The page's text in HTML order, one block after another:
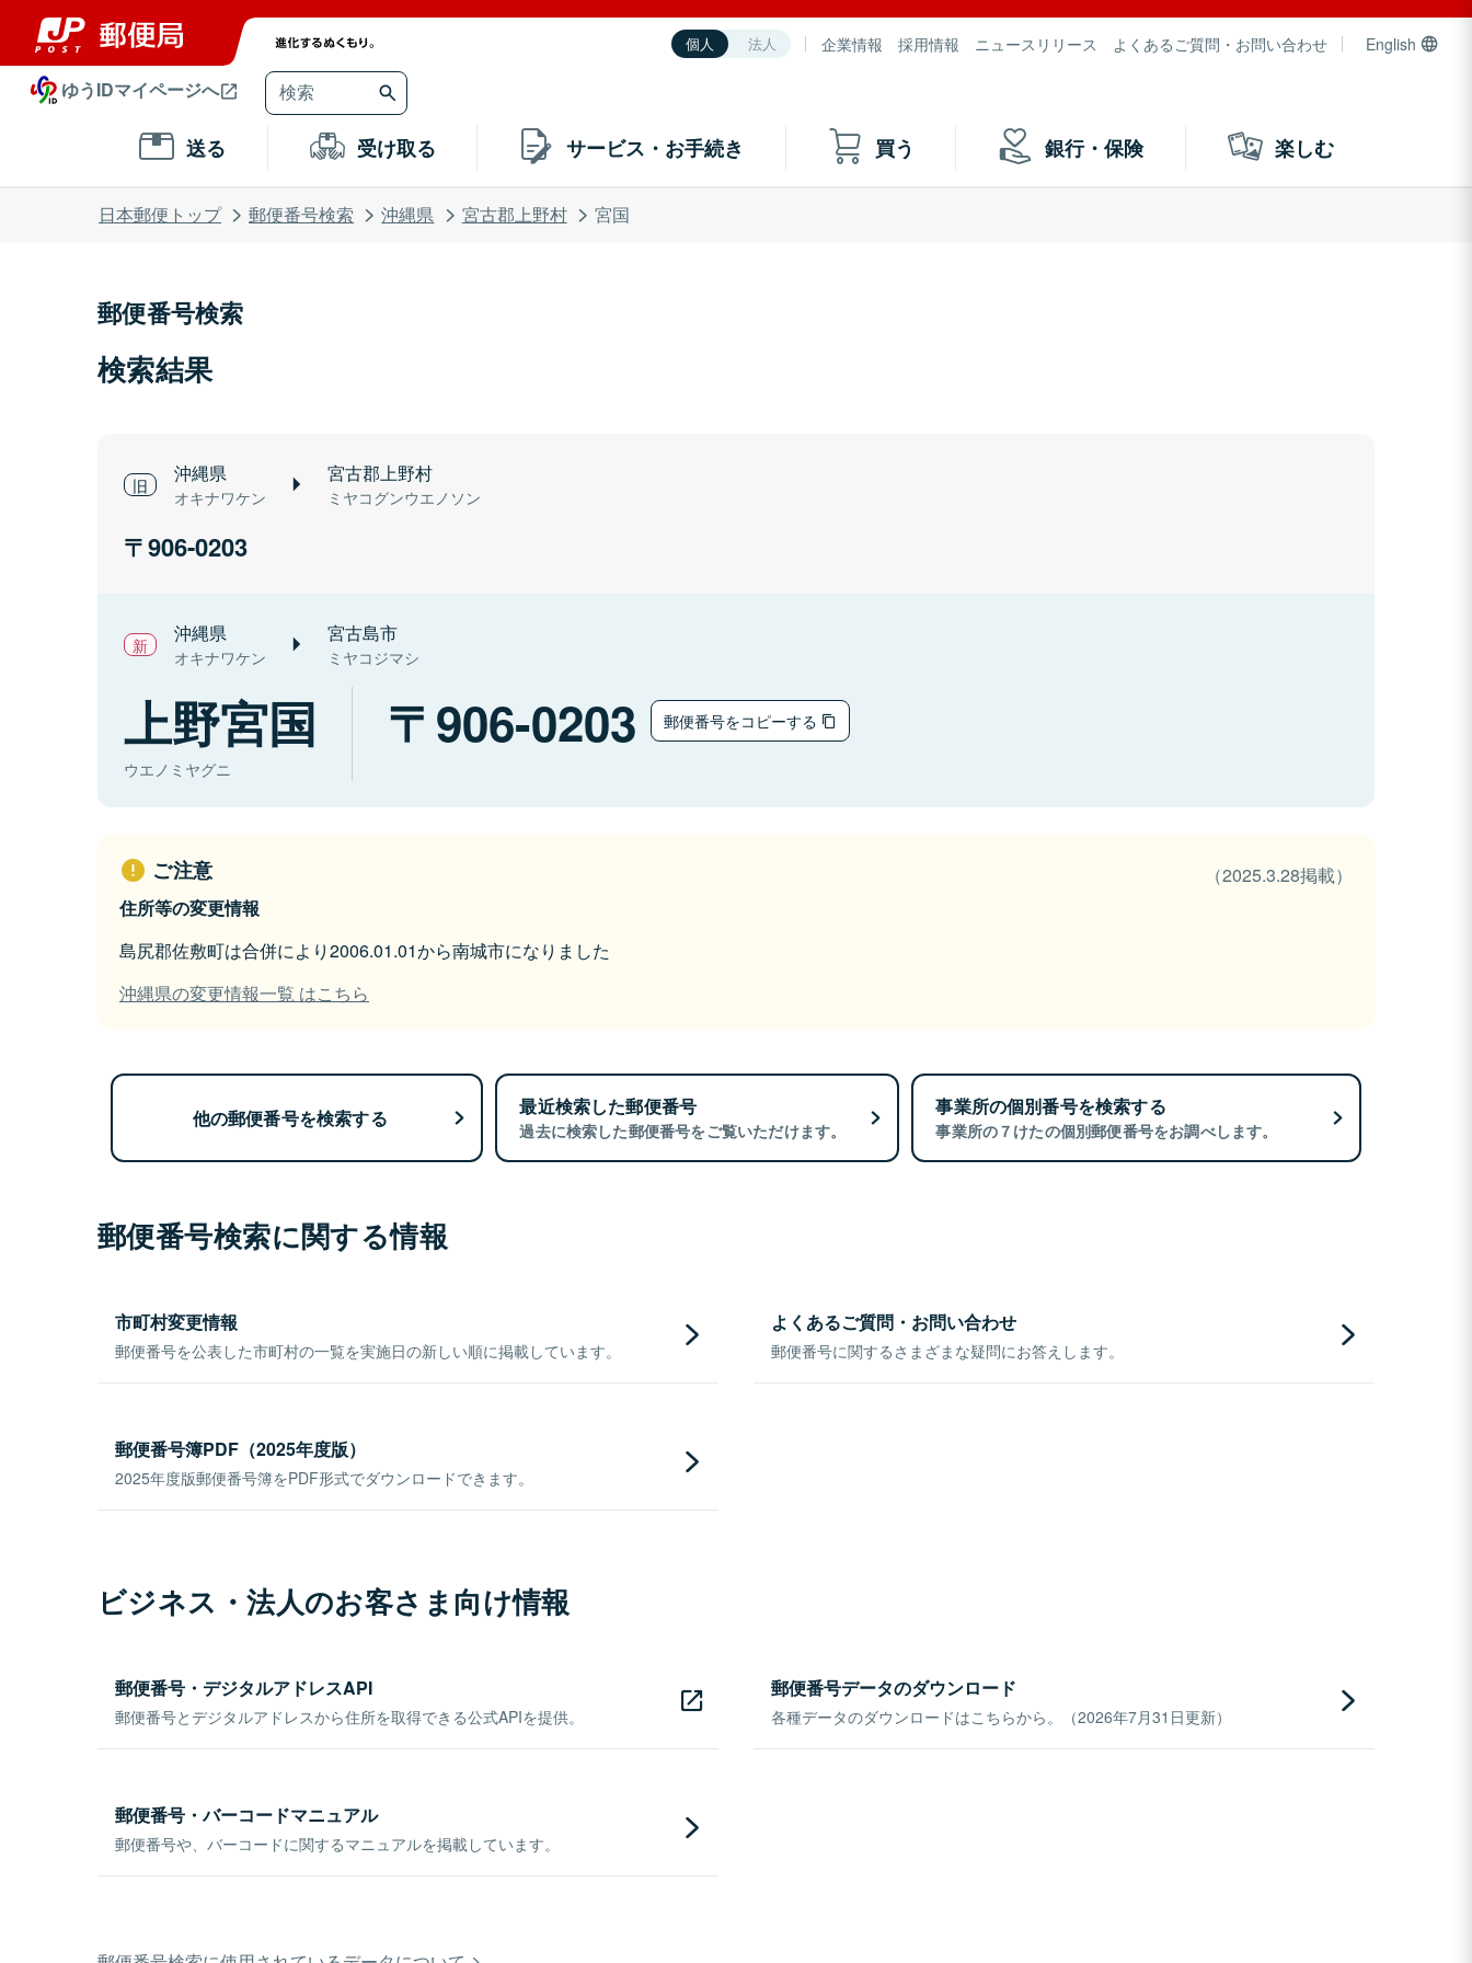
個人 法人 企業情報 採用情報 ニュースリリース よくあるご質問・お問い合わせ English
ゆうIDマイページへ
送る 受け取る サービス・お手続き 買う 銀行・保険 楽しむ
日本郵便トップ 郵便番号検索 沖縄県 宮古郡上野村 宮国
郵便番号検索
検索結果
沖縄県
オキナワケン
宮古郡上野村
ミヤコグンウエノソン
906-0203
沖縄県
オキナワケン
宮古島市
ミヤコジマシ
上野宮国
ウエノミヤグニ
906-0203 郵便番号をコピーする
ご注意
（2025.3.28掲載）
住所等の変更情報
島尻郡佐敷町は合併により2006.01.01から南城市になりました
沖縄県の変更情報一覧 はこちら
他の郵便番号を検索する 最近検索した郵便番号
過去に検索した郵便番号をご覧いただけます。
事業所の個別番号を検索する
事業所の７けたの個別郵便番号をお調べします。
郵便番号検索に関する情報
市町村変更情報
郵便番号を公表した市町村の一覧を実施日の新しい順に掲載しています。
よくあるご質問・お問い合わせ
郵便番号に関するさまざまな疑問にお答えします。
郵便番号簿PDF（2025年度版）
2025年度版郵便番号簿をPDF形式でダウンロードできます。
ビジネス・法人のお客さま向け情報
郵便番号・デジタルアドレスAPI
郵便番号とデジタルアドレスから住所を取得できる公式APIを提供。
郵便番号データのダウンロード
各種データのダウンロードはこちらから。（2026年7月31日更新）
郵便番号・バーコードマニュアル
郵便番号や、バーコードに関するマニュアルを掲載しています。